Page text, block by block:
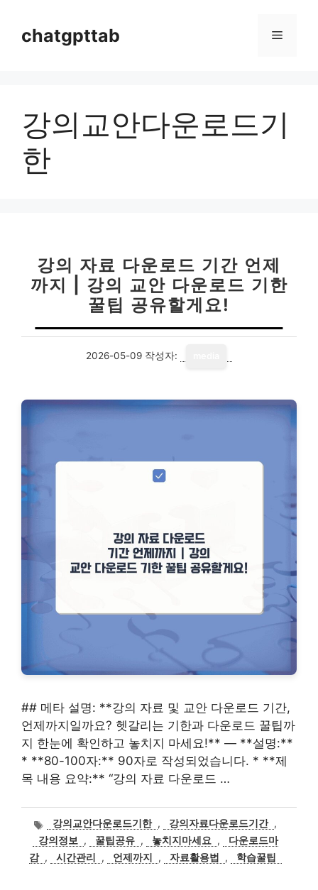
chatgpttab 메
강의교안다운로드기
한
강의 자료 다운로드 기간 언제
까지 | 강의 교안 다운로드 기한
꿀팁 공유할게요!
2026-05-09 작성자:
## 메타 설명: **강의 자료 및 교안 다운로드 기간,
언제까지일까요? 헷갈리는 기한과 다운로드 꿀팁까
지 한눈에 확인하고 놓치지 마세요!** — **설명:**
* **80-100자:** 90자로 작성되었습니다. * **제
목 내용 요약:** “강의 자료 다운로드 …
태
그
강의교안다운로드기한 , 강의자료다운로드기간 ,
강의정보
, 꿀팁공유 , 놓치지마세요 ,
다운로드마
감 , 시간관리 , 언제까지 , 자료활용법 , 학습꿀팁